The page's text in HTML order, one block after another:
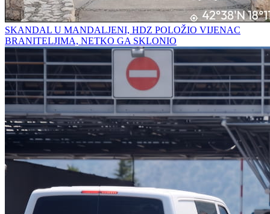
SKANDAL U MANDALJENI, HDZ POLOŽIO VIJENAC
BRANITELJIMA, NETKO GA SKLONIO